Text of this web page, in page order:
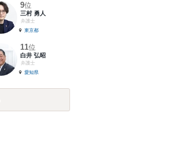
9位
三村 勇人
弁護士
東京都
11位
白井 弘昭
弁護士
愛知県